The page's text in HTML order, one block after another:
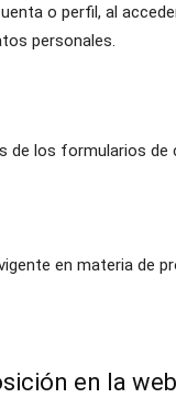
o perfil, al
personales.
de los formularios de
en materia de
en la